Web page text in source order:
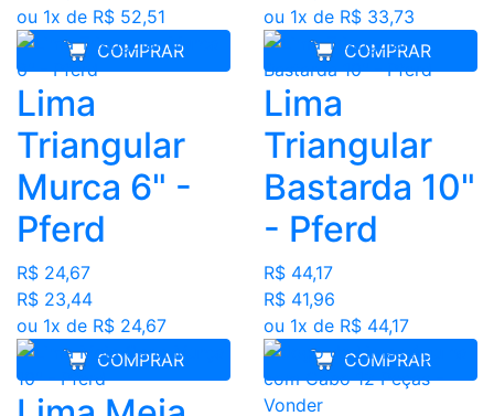
ou 1x de R$ 52,51
COMPRAR
ou 1x de R$ 33,73
COMPRAR
Lima
Triangular
Murca 6" -
Pferd
R$ 24,67
R$ 23,44
ou 1x de R$ 24,67
COMPRAR
Lima
Triangular
Bastarda 10"
- Pferd
R$ 44,17
R$ 41,96
ou 1x de R$ 44,17
COMPRAR